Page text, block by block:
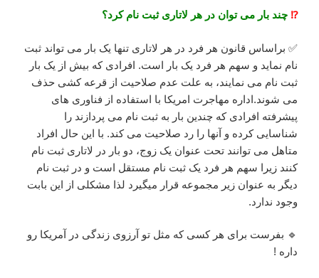
⁉️ چند بار می توان در هر لاتاری ثبت نام کرد؟
✅ براساس قانون هر فرد در هر لاتاری تنها یک بار می تواند ثبت
نام نماید و سهم هر فرد یک بار است. افرادی که بیش از یک بار
ثبت نام می نمایند، به علت عدم صلاحیت از قرعه کشی حذف
می شوند.اداره مهاجرت امریکا با استفاده از فناوری های
پیشرفته افرادی که چندین بار به ثبت نام می پردازند را
شناسایی کرده و آنها را رد صلاحیت می کند. با این حال افراد
متاهل می توانند تحت عنوان یک زوج، دو بار در لاتاری ثبت نام
کنند زیرا سهم هر فرد یک ثبت نام مستقل است و در ثبت نام
دیگر به عنوان زیر مجموعه قرار میگیرد لذا مشکلی از این بابت
وجود ندارد.
🔹 بفرست برای هر کسی که مثل تو آرزوی زندگی در آمریکا رو
داره !